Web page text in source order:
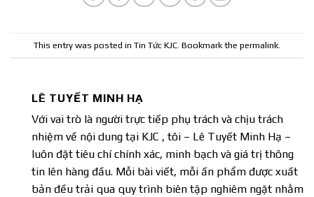
This entry was posted in Tin Tức KJC . Bookmark the permalink
LÊ TUYẾT MINH HẠ
Với vai trò là người trực tiếp phụ trách và chịu trách
nhiệm về nội dung tại KJC , tôi – Lê Tuyết Minh Hạ –
luôn đặt tiêu chí chính xác, minh bạch và giá trị thông
tin lên hàng đầu. Mỗi bài viết, mỗi ấn phẩm được xuất
bản đều trải qua quy trình biên tập nghiêm ngặt nhằm